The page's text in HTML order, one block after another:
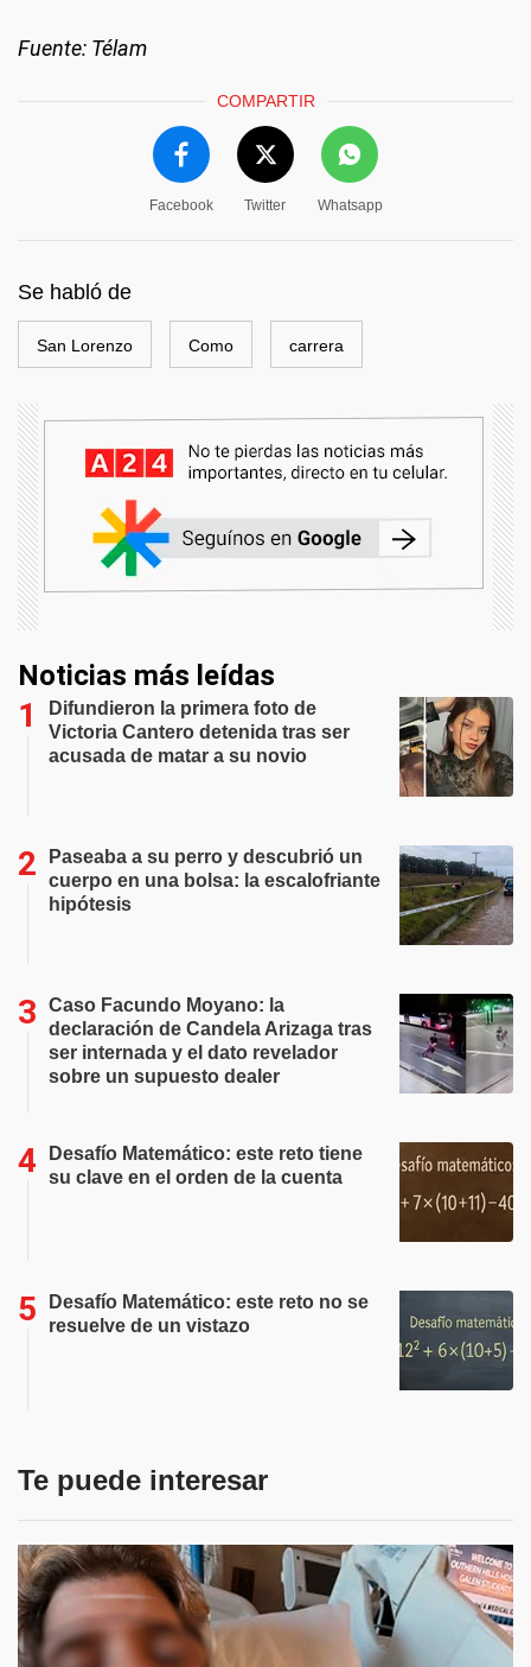
Fuente: Télam
COMPARTIR
Facebook Twitter Whatsapp
Se habló de
San Lorenzo Como carrera
Noticias más leídas
Difundieron la primera foto de
Victoria Cantero detenida tras ser
acusada de matar a su novio
Paseaba a su perro y descubrió un
cuerpo en una bolsa: la escalofriante
hipótesis
Caso Facundo Moyano: la
declaración de Candela Arizaga tras
ser internada y el dato revelador
sobre un supuesto dealer
Desafío Matemático: este reto tiene
su clave en el orden de la cuenta
Desafío Matemático: este reto no se
resuelve de un vistazo
Te puede interesar